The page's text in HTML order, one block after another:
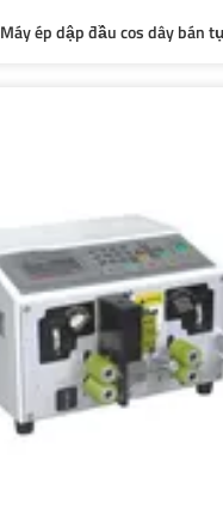
Máy ép dập đầu cos dây bán